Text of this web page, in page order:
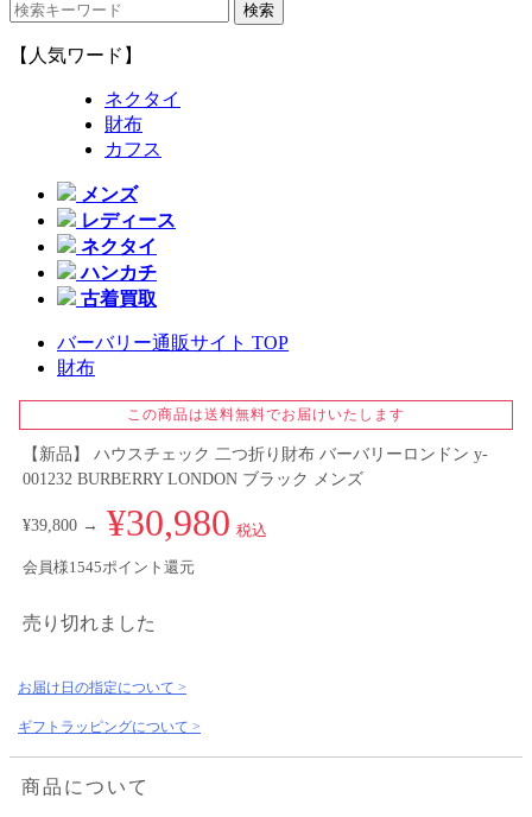
【人気ワード】
ネクタイ
財布
カフス
メンズ
レディース
ネクタイ
ハンカチ
古着買取
バーバリー通販サイト TOP
財布
この商品は送料無料でお届けいたします
【新品】 ハウスチェック 二つ折り財布 バーバリーロンドン y-
001232 BURBERRY LONDON ブラック メンズ
¥39,800 → ¥30,980 税込
会員様1545ポイント還元
売り切れました
お届け日の指定について >
ギフトラッピングについて >
商品について